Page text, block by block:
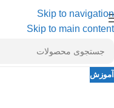
Skip to navigation
Skip to main content
آموزش